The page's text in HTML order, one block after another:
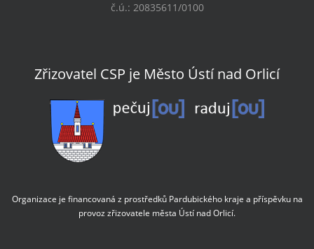
č.ú.: 20835611/0100
Zřizovatel CSP je Město Ústí nad Orlicí
Organizace je financovaná z prostředků Pardubického kraje a příspěvku na
provoz zřizovatele města Ústí nad Orlicí.